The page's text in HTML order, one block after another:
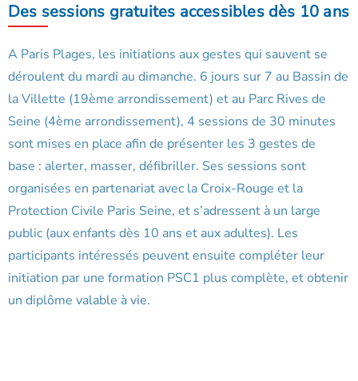
Des sessions gratuites accessibles dès 10 ans
A Paris Plages, les initiations aux gestes qui sauvent se
déroulent du mardi au dimanche. 6 jours sur 7 au Bassin de
la Villette (19ème arrondissement) et au Parc Rives de
Seine (4ème arrondissement), 4 sessions de 30 minutes
sont mises en place afin de présenter les 3 gestes de
base : alerter, masser, défibriller. Ses sessions sont
organisées en partenariat avec la Croix-Rouge et la
Protection Civile Paris Seine, et s’adressent à un large
public (aux enfants dès 10 ans et aux adultes). Les
participants intéressés peuvent ensuite compléter leur
initiation par une formation PSC1 plus complète, et obtenir
un diplôme valable à vie.